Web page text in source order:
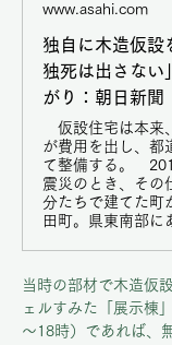
www.asahi.com
独自に木造仮
独死は出さない
がり：朝日新聞
仮設住宅は本来
が費用を出し、都
て整備する。
震災のとき、その
分たちで建てた
田町。県東南部に
当時の部材で木造仮
ェルすみた「展示棟
～18時）であれば、